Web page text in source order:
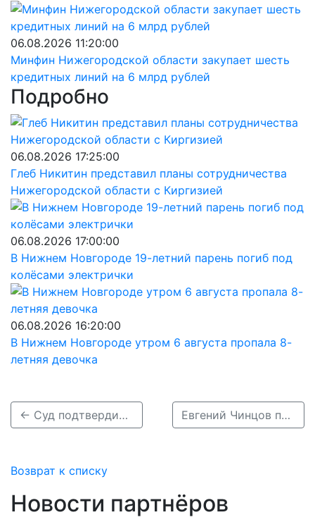
06.08.2026 11:20:00
Минфин Нижегородской области закупает шесть
кредитных линий на 6 млрд рублей
Подробно
06.08.2026 17:25:00
Глеб Никитин представил планы сотрудничества
Нижегородской области с Киргизией
06.08.2026 17:00:00
В Нижнем Новгороде 19-летний парень погиб под
колёсами электрички
06.08.2026 16:20:00
В Нижнем Новгороде утром 6 августа пропала 8-
летняя девочка
← Суд подтвердил законность решения ФАС по контракту на склоны Кремля Евгений Чинцов подписал соглашения о сотрудничестве с Сухумом и Бендерой →
Возврат к списку
Новости партнёров